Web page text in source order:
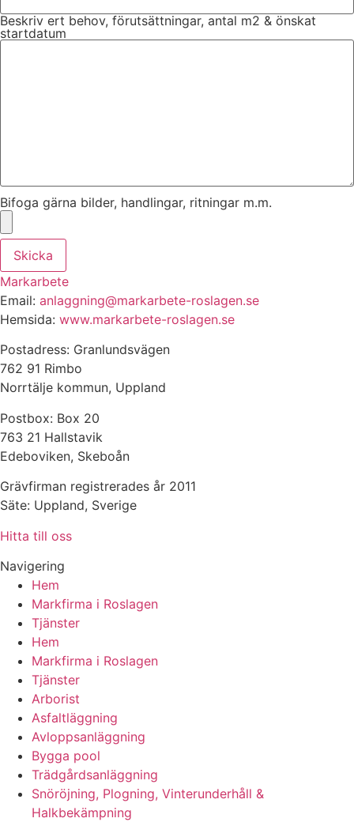
Beskriv ert behov, förutsättningar, antal m2 & önskat
startdatum
Bifoga gärna bilder, handlingar, ritningar m.m.
Skicka
Markarbete
Email: anlaggning@markarbete-roslagen.se
Hemsida: www.markarbete-roslagen.se
Postadress: Granlundsvägen
762 91 Rimbo
Norrtälje kommun, Uppland
Postbox: Box 20
763 21 Hallstavik
Edeboviken, Skeboån
Grävfirman registrerades år 2011
Säte: Uppland, Sverige
Hitta till oss
Navigering
Hem
Markfirma i Roslagen
Tjänster
Hem
Markfirma i Roslagen
Tjänster
Arborist
Asfaltläggning
Avloppsanläggning
Bygga pool
Trädgårdsanläggning
Snöröjning, Plogning, Vinterunderhåll &
Halkbekämpning